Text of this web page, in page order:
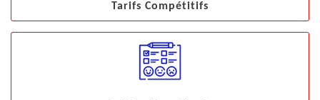
Tarifs Compétitifs